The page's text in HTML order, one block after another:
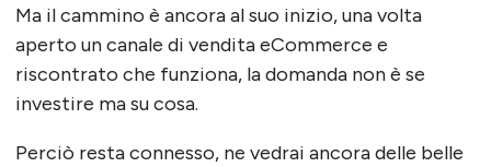
Ma il cammino è ancora al suo inizio, una volta
aperto un canale di vendita eCommerce e
riscontrato che funziona, la domanda non è se
investire ma su cosa.
Perciò resta connesso, ne vedrai ancora delle belle